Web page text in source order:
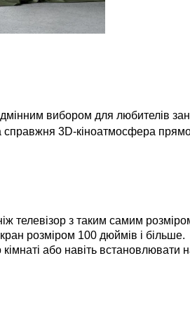
вибором для любителів
3D-кіноатмосфера
телевізор з таким самим
розміром 100 дюймів і більше.
або навіть встановлювати